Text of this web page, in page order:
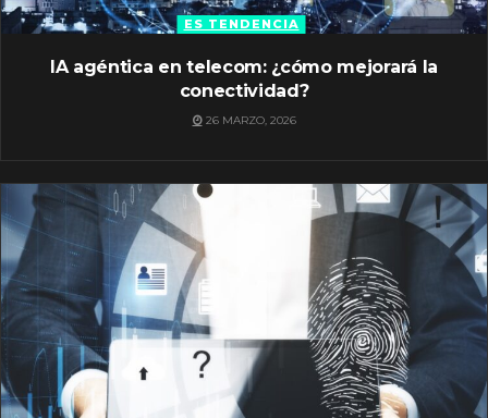
ES TENDENCIA
IA agéntica en telecom: ¿cómo mejorará la
conectividad?
26 MARZO, 2026